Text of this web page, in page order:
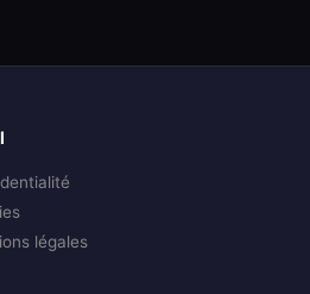
légales